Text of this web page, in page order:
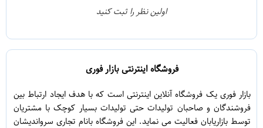
اولین نظر را ثبت کنید
فروشگاه اینترنتی بازار فوری
بازار فوری یک فروشگاه آنلاین اینترنتی است که با هدف ایجاد ارتباط بین
فروشندگان و صاحبان تولیدات حتی تولیدات بسیار کوچک با مشتریان
توسط بازاریابان فعالیت می نماید. این فروشگاه بانام تجاری سرواندیشان